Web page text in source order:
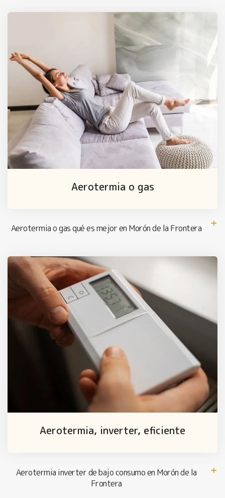
Aerotermia o gas
Aerotermia o gas qué es mejor en Morón de la Frontera
Aerotermia, inverter, eficiente
Aerotermia inverter de bajo consumo en Morón de la
Frontera